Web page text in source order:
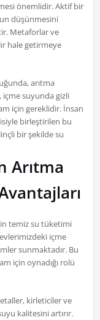
önemlidir. Aktif bir
düşünmesini
Metaforlar ve
hale getirmeye
arıtma
içme suyunda gizli
için gereklidir. İnsan
birleştirilen bu
bir şekilde su
Arıtma
temiz su tüketimi
içme
sunmaktadır. Bu
için oynadığı rolü
kirleticiler ve
kalitesini artırır.